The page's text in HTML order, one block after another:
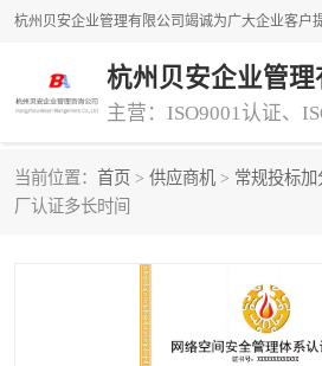
杭州贝安企业管理
当前位置： 首页 > 供应商机 > 常规投标加
厂认证多长时间
商品售后服务认证
专业资质评价证书(1)